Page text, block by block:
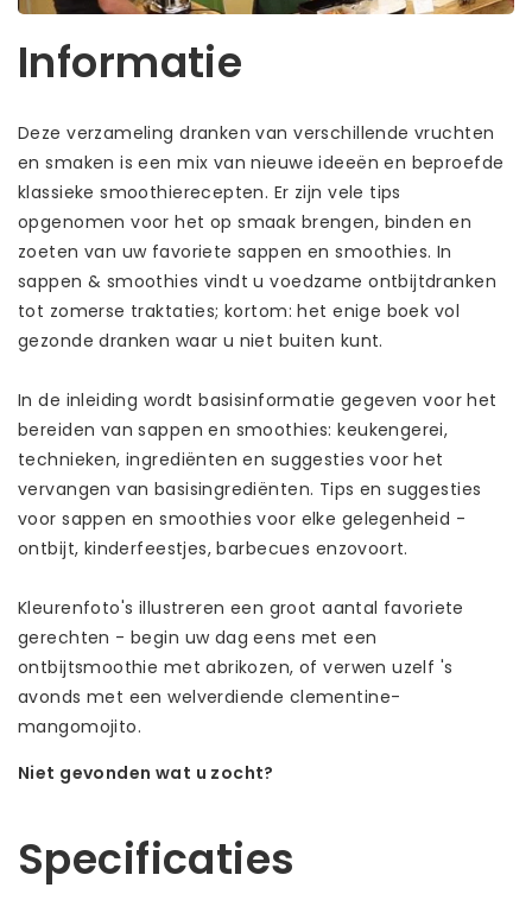
Informatie
Deze verzameling dranken van verschillende vruchten
en smaken is een mix van nieuwe ideeën en beproefde
klassieke smoothierecepten. Er zijn vele tips
opgenomen voor het op smaak brengen, binden en
zoeten van uw favoriete sappen en smoothies. In
sappen & smoothies vindt u voedzame ontbijtdranken
tot zomerse traktaties; kortom: het enige boek vol
gezonde dranken waar u niet buiten kunt.
In de inleiding wordt basisinformatie gegeven voor het
bereiden van sappen en smoothies: keukengerei,
technieken, ingrediënten en suggesties voor het
vervangen van basisingrediënten. Tips en suggesties
voor sappen en smoothies voor elke gelegenheid -
ontbijt, kinderfeestjes, barbecues enzovoort.
Kleurenfoto's illustreren een groot aantal favoriete
gerechten - begin uw dag eens met een
ontbijtsmoothie met abrikozen, of verwen uzelf 's
avonds met een welverdiende clementine-
mangomojito.
Niet gevonden wat u zocht?
Specificaties